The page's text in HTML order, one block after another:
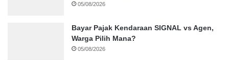
05/08/2026
Bayar Pajak Kendaraan SIGNAL vs Agen,
Warga Pilih Mana?
05/08/2026